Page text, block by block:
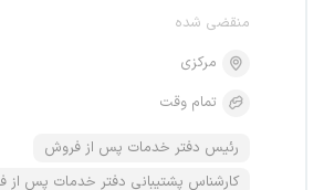
منقضی شده
مرکزی
تمام وقت
رئیس دفتر خدمات پس از فروش
کارشناس پشتیبانی دفتر خدمات پس از